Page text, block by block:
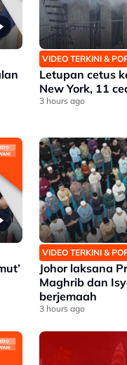
VIDEO TERKINI &
Letupan cetus
New York, 11
3 hours ago
VIDEO TERKINI &
Johor laksana
Maghrib dan
berjemaah
3 hours ago